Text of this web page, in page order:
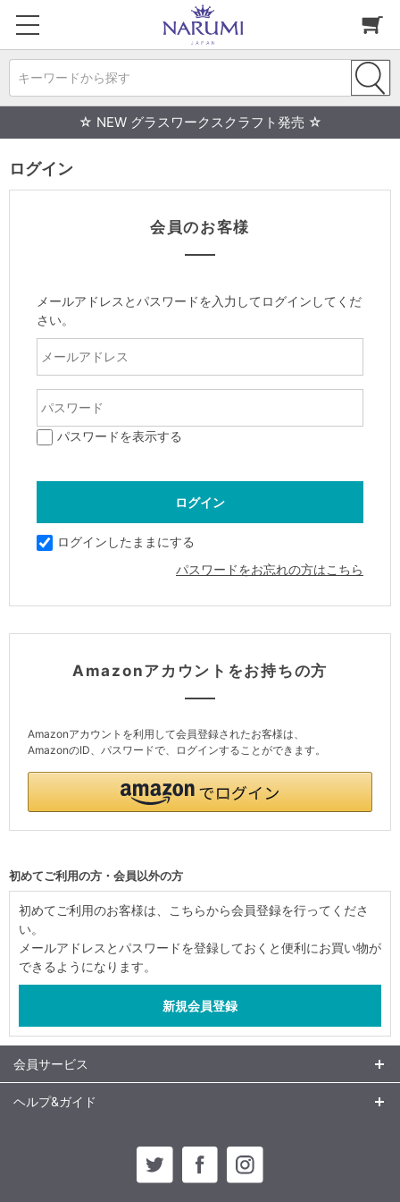
キーワードから探す
☆ NEW グラスワークスクラフト発売 ☆
ログイン
会員のお客様
メールアドレスとパスワードを入力してログインしてくだ
さい。
パスワードを表示する
ログインしたままにする
パスワードをお忘れの方はこちら
Amazonアカウントをお持ちの方
Amazonアカウントを利用して会員登録されたお客様は、
AmazonのID、パスワードで、ログインすることができます。
初めてご利用の方・会員以外の方
初めてご利用のお客様は、こちらから会員登録を行ってくださ
い。
メールアドレスとパスワードを登録しておくと便利にお買い物が
できるようになります。
会員サービス
ヘルプ&ガイド